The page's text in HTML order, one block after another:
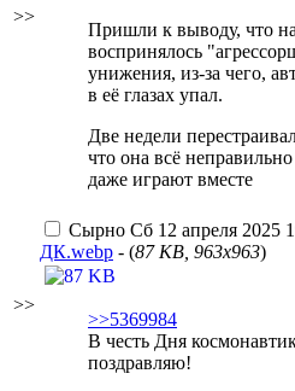
>>
Пришли к выводу, что
воспринялось
унижения, из-за чего,
в её глазах упал.
Две недели
что она всё
даже играют вместе
>>
Сырно Сб 12 апреля 2025
ДК.webp - (87 KB, 963x963)
>>5369984
В честь Дня
поздравляю!